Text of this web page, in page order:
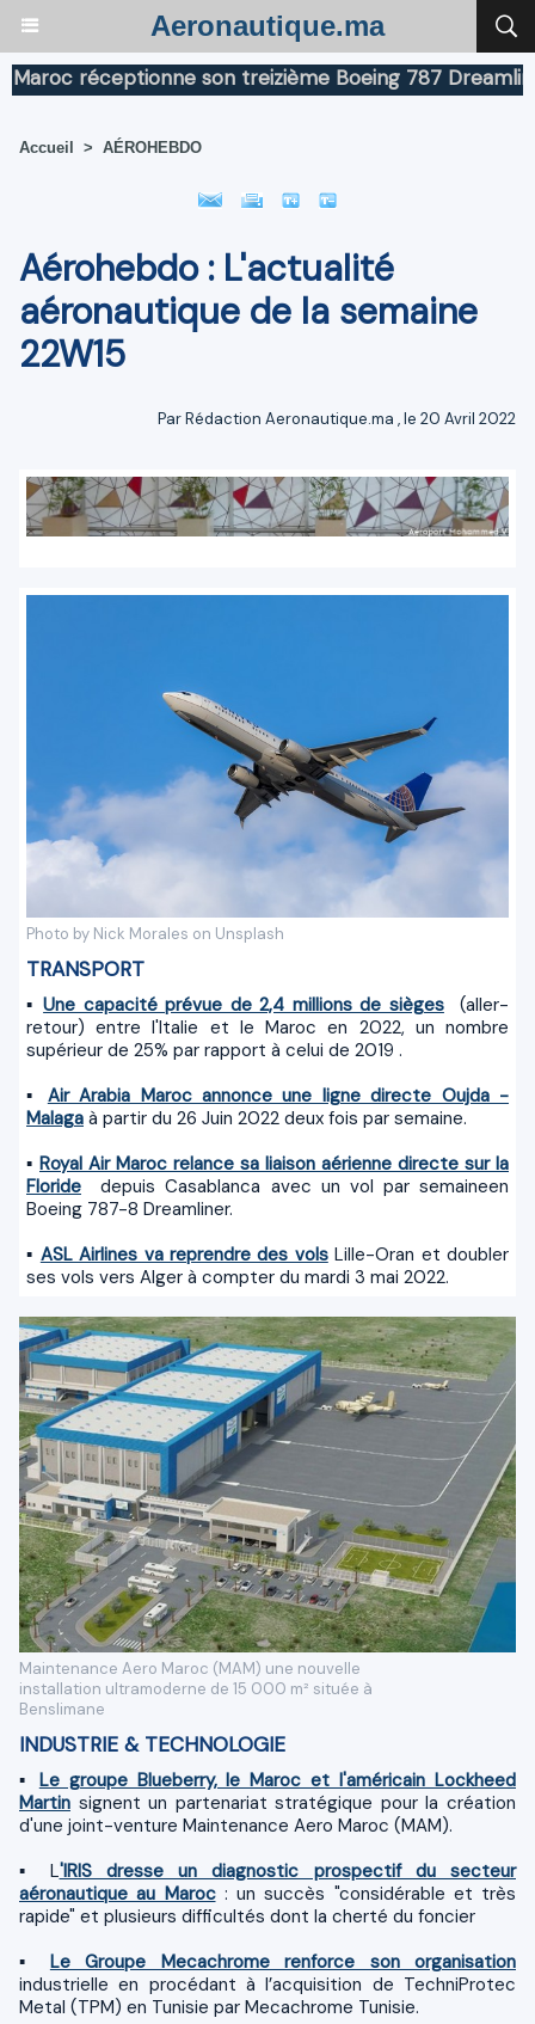
Aeronautique.ma
réceptionne son treizième Boeing 787 Dreamliner
Accueil > AÉROHEBDO
Aérohebdo : L'actualité
aéronautique de la semaine
22W15
ParRédaction Aeronautique.ma , le 20 Avril 2022
Photo by Nick Morales on Unsplash
TRANSPORT
▪Une capacité prévue de 2,4 millions de sièges(aller-
retour) entre l'Italie et le Maroc en 2022, un nombre
supérieur de 25% par rapport à celui de 2019 .
▪ Air Arabia Maroc annonce une ligne directe Oujda -
Malaga à partir du 26 Juin 2022 deux fois par semaine.
▪ Royal Air Maroc relance sa liaison aérienne directe sur la
Floride depuis Casablanca avec un vol par semaineen
Boeing 787-8 Dreamliner.
▪ ASL Airlines va reprendre des volsLille-Oran et doubler
ses vols vers Alger à compter du mardi 3 mai 2022.
Maintenance Aero Maroc (MAM) une nouvelle
installation ultramoderne de 15 000 m² située à
Benslimane
INDUSTRIE & TECHNOLOGIE
Le groupe Blueberry, le Maroc et l'américain Lockheed
Martin signent un partenariat stratégique pour la création
d'une joint-venture Maintenance Aero Maroc (MAM).
▪ L'IRIS dresse un diagnostic prospectif du secteur
aéronautique au Maroc: un succès "considérable et très
rapide" et plusieurs difficultés dont la cherté du foncier
▪ Le Groupe Mecachrome renforce son organisation
industrielle en procédant à l’acquisition de TechniProtec
Metal (TPM) en Tunisie par Mecachrome Tunisie.